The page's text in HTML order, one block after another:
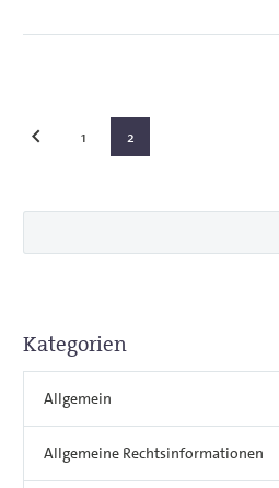
1 2
Kategorien
Allgemein
Allgemeine Rechtsinformationen